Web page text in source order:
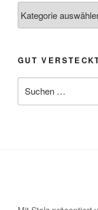
abgelegt
GUT
nach: